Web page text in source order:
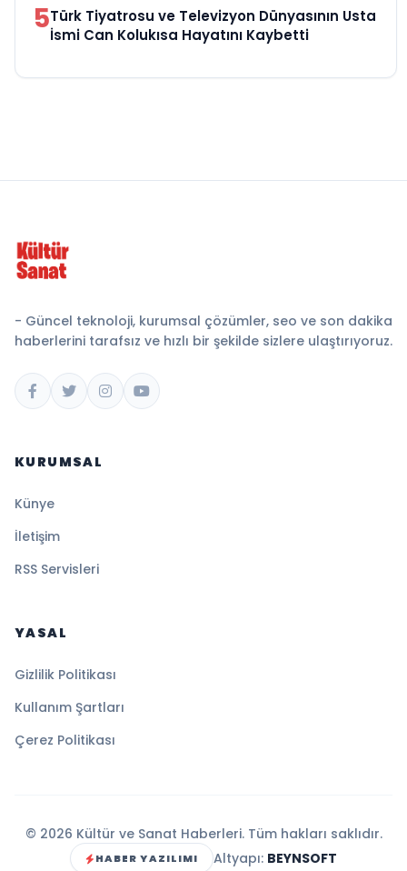
5Türk Tiyatrosu ve Televizyon Dünyasının Usta
İsmi Can Kolukısa Hayatını Kaybetti
- Güncel teknoloji, kurumsal çözümler, seo ve son dakika
haberlerini tarafsız ve hızlı bir şekilde sizlere ulaştırıyoruz.
KURUMSAL
Künye
İletişim
RSS Servisleri
YASAL
Gizlilik Politikası
Kullanım Şartları
Çerez Politikası
© 2026 Kültür ve Sanat Haberleri. Tüm hakları saklıdır.
HABER YAZILIMI Altyapı: BEYNSOFT